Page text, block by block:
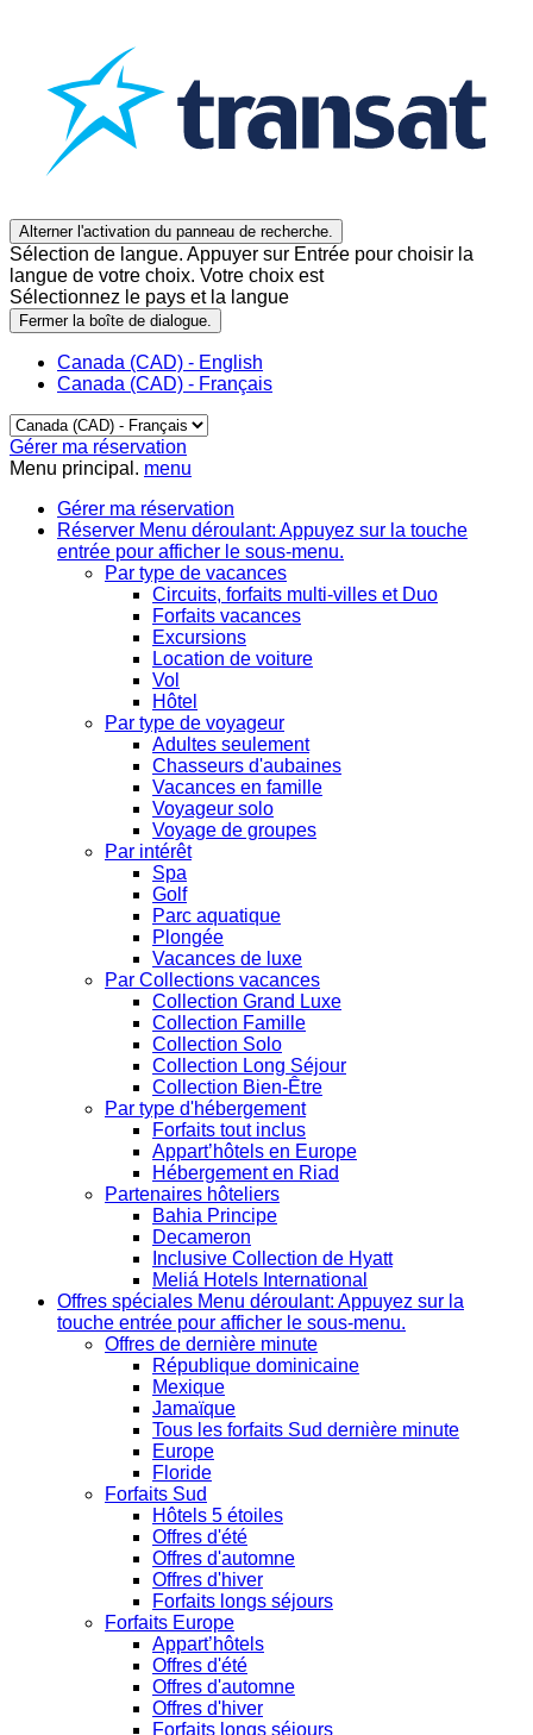
Alterner l'activation du panneau de recherche.
Sélection de langue. Appuyer sur Entrée pour choisir la
langue de votre choix. Votre choix est
Sélectionnez le pays et la langue
Fermer la boîte de dialogue.
Canada (CAD) - English
Canada (CAD) - Français
Gérer ma réservation
Menu principal. menu
Gérer ma réservation
Réserver Menu déroulant: Appuyez sur la touche
entrée pour afficher le sous-menu.
Par type de vacances
Circuits, forfaits multi-villes et Duo
Forfaits vacances
Excursions
Location de voiture
Vol
Hôtel
Par type de voyageur
Adultes seulement
Chasseurs d'aubaines
Vacances en famille
Voyageur solo
Voyage de groupes
Par intérêt
Spa
Golf
Parc aquatique
Plongée
Vacances de luxe
Par Collections vacances
Collection Grand Luxe
Collection Famille
Collection Solo
Collection Long Séjour
Collection Bien-Être
Par type d'hébergement
Forfaits tout inclus
Appart’hôtels en Europe
Hébergement en Riad
Partenaires hôteliers
Bahia Principe
Decameron
Inclusive Collection de Hyatt
Meliá Hotels International
Offres spéciales Menu déroulant: Appuyez sur la
touche entrée pour afficher le sous-menu.
Offres de dernière minute
République dominicaine
Mexique
Jamaïque
Tous les forfaits Sud dernière minute
Europe
Floride
Forfaits Sud
Hôtels 5 étoiles
Offres d'été
Offres d'automne
Offres d'hiver
Forfaits longs séjours
Forfaits Europe
Appart’hôtels
Offres d'été
Offres d'automne
Offres d'hiver
Forfaits longs séjours